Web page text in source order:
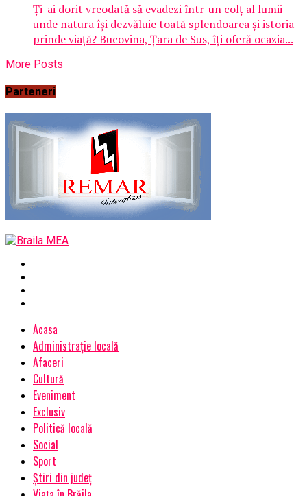
Ți-ai dorit vreodată să evadezi într-un colț al lumii
unde natura își dezvăluie toată splendoarea și istoria
prinde viață? Bucovina, Țara de Sus, îți oferă ocazia...
More Posts
Parteneri
Acasa
Administrație locală
Afaceri
Cultură
Eveniment
Exclusiv
Politică locală
Social
Sport
Știri din județ